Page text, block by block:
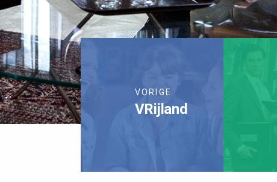
VORIGE
VRijland